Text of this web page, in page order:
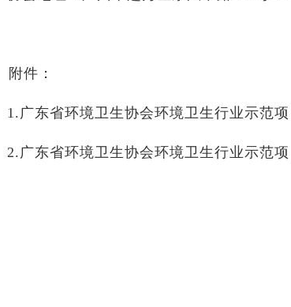
附件：
1.广东省环境卫生协会环境卫生行业示范
2.广东省环境卫生协会环境卫生行业示范